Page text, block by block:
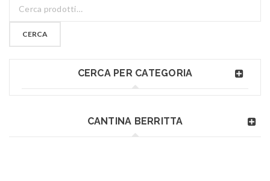
CERCA
CERCA PER CATEGORIA
CANTINA BERRITTA